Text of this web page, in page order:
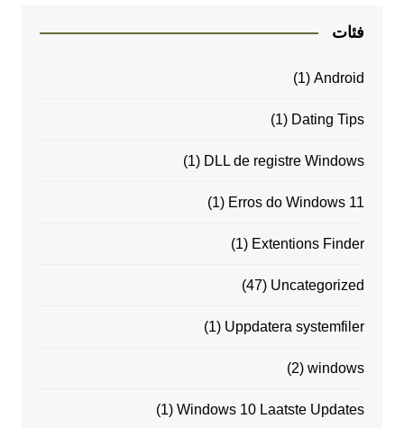
فئات
Android
(1)
Dating Tips
(1)
DLL de registre Windows
(1)
Erros do Windows 11
(1)
Extentions Finder
(1)
Uncategorized
(47)
Uppdatera systemfiler
(1)
windows
(2)
Windows 10 Laatste Updates
(1)